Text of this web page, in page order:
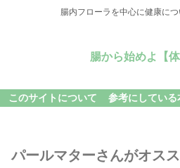
腸内フローラを中心に健康に
腸から始めよ【体
このサイトについて 参考にしている
パールマターさんがオス